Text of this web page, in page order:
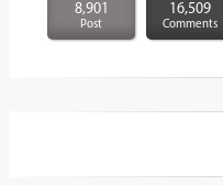
8,901
Post
16,509
Comments